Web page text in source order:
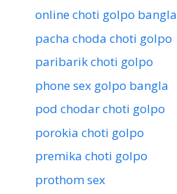
online choti golpo bangla
pacha choda choti golpo
paribarik choti golpo
phone sex golpo bangla
pod chodar choti golpo
porokia choti golpo
premika choti golpo
prothom sex